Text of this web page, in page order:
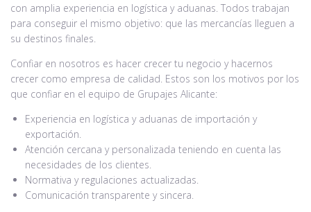
con amplia experiencia en logística y aduanas. Todos trabajan
para conseguir el mismo objetivo: que las mercancías lleguen a
su destinos finales.
Confiar en nosotros es hacer crecer tu negocio y hacernos
crecer como empresa de calidad. Estos son los motivos por los
que confiar en el equipo de Grupajes Alicante:
Experiencia en logística y aduanas de importación y
exportación.
Atención cercana y personalizada teniendo en cuenta las
necesidades de los clientes.
Normativa y regulaciones actualizadas.
Comunicación transparente y sincera.